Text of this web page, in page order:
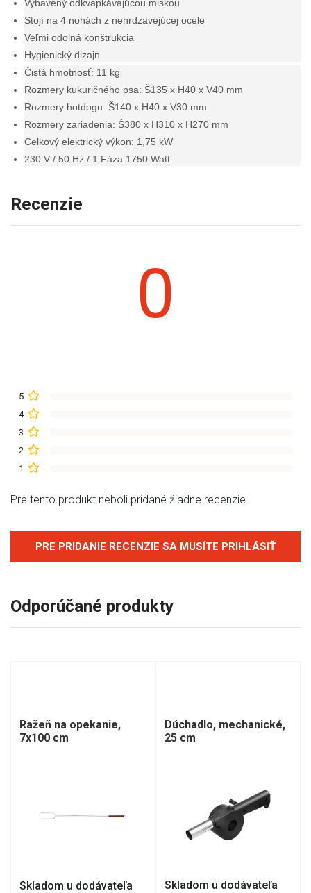
Vybavený odkvapkávajúcou miskou
Stojí na 4 nohách z nehrdzavejúcej ocele
Veľmi odolná konštrukcia
Hygienický dizajn
Čistá hmotnosť: 11 kg
Rozmery kukuričného psa: Š135 x H40 x V40 mm
Rozmery hotdogu: Š140 x H40 x V30 mm
Rozmery zariadenia: Š380 x H310 x H270 mm
Celkový elektrický výkon: 1,75 kW
230 V / 50 Hz / 1 Fáza 1750 Watt
Recenzie
0
5
4
3
2
1
Pre tento produkt neboli pridané žiadne recenzie.
PRE PRIDANIE RECENZIE SA MUSÍTE PRIHLÁSIŤ
Odporúčané produkty
Ražeň na opekanie,
7x100 cm
Skladom u dodávateľa
Dúchadlo, mechanické,
25 cm
Skladom u dodávateľa